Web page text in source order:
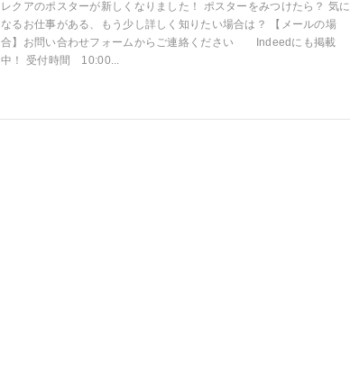
レクアのポスターが新しくなりました！ ポスターをみつけたら？ 気に
なるお仕事がある、もう少し詳しく知りたい場合は？ 【メールの場
合】お問い合わせフォームからご連絡ください Indeedにも掲載
中！ 受付時間 10:00...